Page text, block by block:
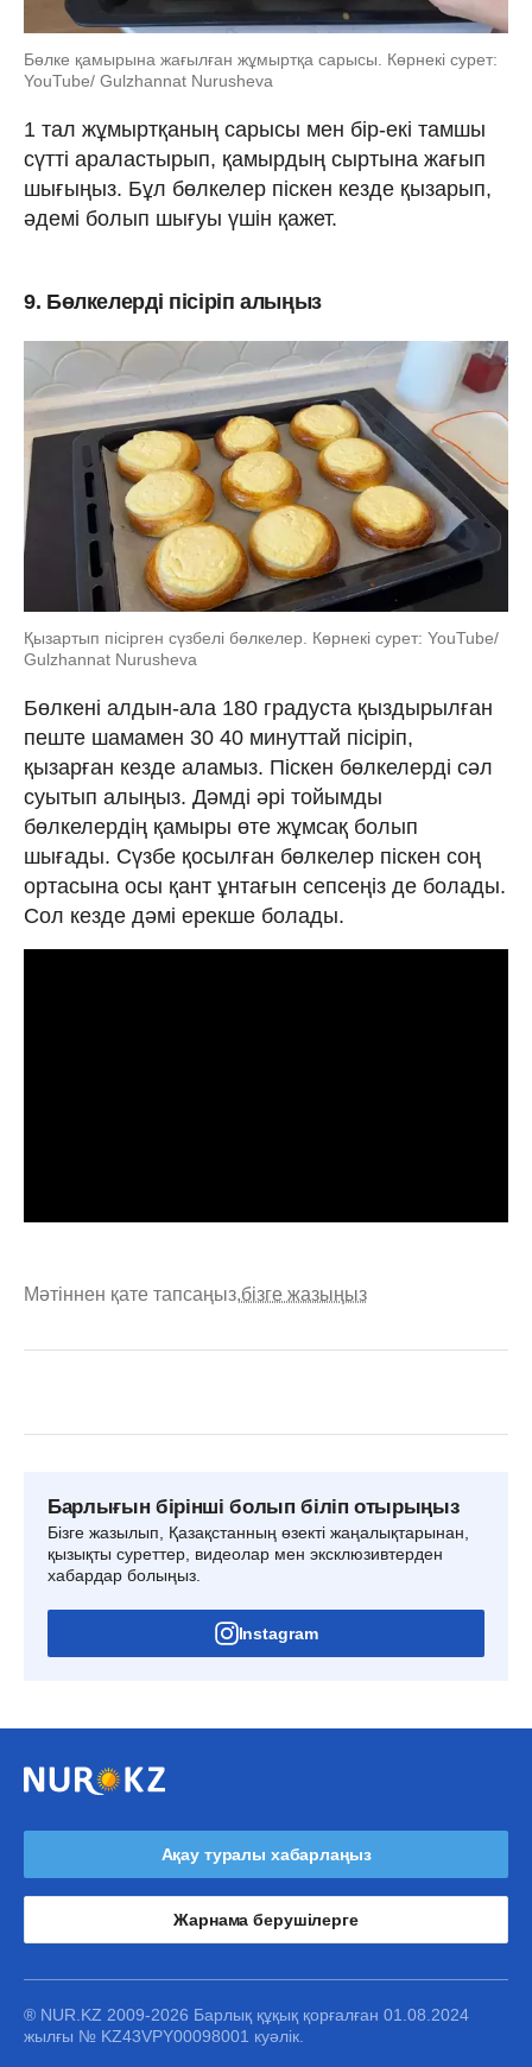
Бөлке қамырына жағылған жұмыртқа сарысы. Көрнекі сурет:
YouTube/ Gulzhannat Nurusheva
1 тал жұмыртқаның сарысы мен бір-екі тамшы
сүтті араластырып, қамырдың сыртына жағып
шығыңыз. Бұл бөлкелер піскен кезде қызарып,
әдемі болып шығуы үшін қажет.
9. Бөлкелерді пісіріп алыңыз
Қызартып пісірген сүзбелі бөлкелер. Көрнекі сурет: YouTube/
Gulzhannat Nurusheva
Бөлкені алдын-ала 180 градуста қыздырылған
пеште шамамен 30 40 минуттай пісіріп,
қызарған кезде аламыз. Піскен бөлкелерді сәл
суытып алыңыз. Дәмді әрі тойымды
бөлкелердің қамыры өте жұмсақ болып
шығады. Сүзбе қосылған бөлкелер піскен соң
ортасына осы қант ұнтағын сепсеңіз де болады.
Сол кезде дәмі ерекше болады.
Мәтіннен қате тапсаңыз,бізге жазыңыз
Барлығын бірінші болып біліп отырыңыз
Бізге жазылып, Қазақстанның өзекті жаңалықтарынан,
қызықты суреттер, видеолар мен эксклюзивтерден
хабардар болыңыз.
Instagram
Ақау туралы хабарлаңыз
Жарнама берушілерге
® NUR.KZ 2009-2026 Барлық құқық қорғалған 01.08.2024
жылғы № KZ43VPY00098001 куәлік.